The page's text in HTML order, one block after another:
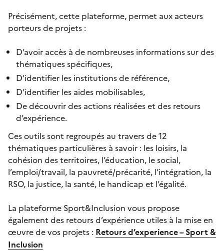
Précisément, cette plateforme, permet aux acteurs
porteurs de projets :
D’avoir accès à de nombreuses informations sur des
thématiques spécifiques,
D’identifier les institutions de référence,
D’identifier les aides mobilisables,
De découvrir des actions réalisées et des retours
d’expérience.
Ces outils sont regroupés au travers de 12
thématiques particulières à savoir : les loisirs, la
cohésion des territoires, l’éducation, le social,
l’emploi/travail, la pauvreté/précarité, l’intégration, la
RSO, la justice, la santé, le handicap et l’égalité.
La plateforme Sport&Inclusion vous propose
également des retours d’expérience utiles à la mise en
œuvre de vos projets : Retours d’experience – Sport &
Inclusion